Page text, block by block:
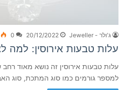
ג'ולר - Jeweller 20/12/2022
0
עלות טבעות אירוסין: למה
עלות טבעות אירוסין זה נושא מאוד
למספר גורמים כמו סוג המתכת, סוג